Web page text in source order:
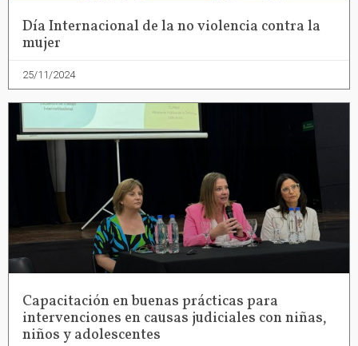
Día Internacional de la no violencia contra la
mujer
25/11/2024
Capacitación en buenas prácticas para
intervenciones en causas judiciales con niñas,
niños y adolescentes